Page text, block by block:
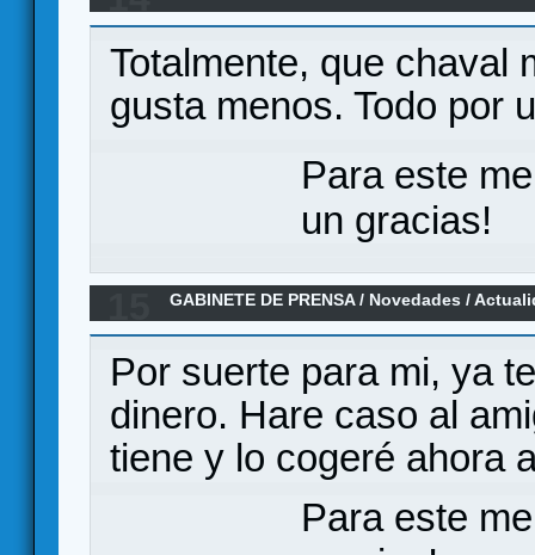
Totalmente, que chaval
gusta menos. Todo por
Para este
un gracias!
GABINETE DE PRENSA/ Novedades /
Por suerte para mi, ya
dinero. Hare caso al
tiene y lo cogeré ahora
Para este